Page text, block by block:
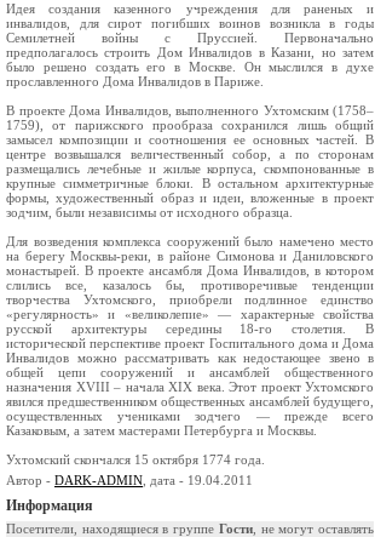
Идея создания казенного учреждения для раненых и
инвалидов, для сирот погибших воинов возникла в годы
Семилетней войны с Пруссией. Первоначально
предполагалось строить Дом Инвалидов в Казани, но затем
было решено создать его в Москве. Он мыслился в духе
прославленного Дома Инвалидов в Париже.
В проекте Дома Инвалидов, выполненного Ухтомским (1758–
1759), от парижского прообраза сохранился лишь общий
замысел композиции и соотношения ее основных частей. В
центре возвышался величественный собор, а по сторонам
размещались лечебные и жилые корпуса, скомпонованные в
крупные симметричные блоки. В остальном архитектурные
формы, художественный образ и идеи, вложенные в проект
зодчим, были независимы от исходного образца.
Для возведения комплекса сооружений было намечено место
на берегу Москвы-реки, в районе Симонова и Даниловского
монастырей. В проекте ансамбля Дома Инвалидов, в котором
слились все, казалось бы, противоречивые тенденции
творчества Ухтомского, приобрели подлинное единство
«регулярность» и «великолепие» — характерные свойства
русской архитектуры середины 18-го столетия. В
исторической перспективе проект Госпитального дома и Дома
Инвалидов можно рассматривать как недостающее звено в
общей цепи сооружений и ансамблей общественного
назначения XVIII – начала XIX века. Этот проект Ухтомского
явился предшественником общественных ансамблей будущего,
осуществленных учениками зодчего — прежде всего
Казаковым, а затем мастерами Петербурга и Москвы.
Ухтомский скончался 15 октября 1774 года.
Автор - DARK-ADMIN , дата - 19.04.2011
Информация
Посетители, находящиеся в группе Гости, не могут оставлять